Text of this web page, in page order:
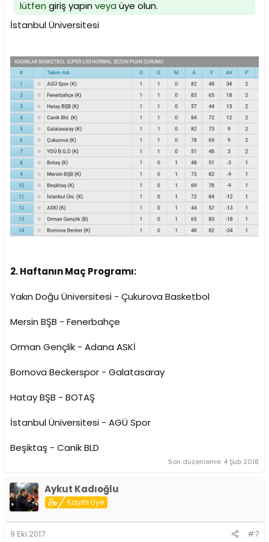
lütfen giriş yapınveya üye olun.
İstanbul Üniversitesi
2. Haftanın Maç Programı:
Yakın Doğu Üniversitesi - Çukurova Basketbol
Mersin BŞB - Fenerbahçe
Orman Gençlik - Adana ASKİ
Bornova Beckerspor - Galatasaray
Hatay BŞB - BOTAŞ
İstanbul Üniversitesi - AGÜ Spor
Beşiktaş - Canik BLD
Son düzenleme: 4 Şub 2018
Aykut Kadıoğlu
Kayıtlı Üye
9 Eki 2017 #7